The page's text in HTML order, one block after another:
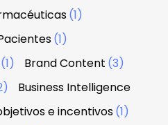
(1)
(1)
(1) Brand Content (3)
Business Intelligence
e incentivos(1)